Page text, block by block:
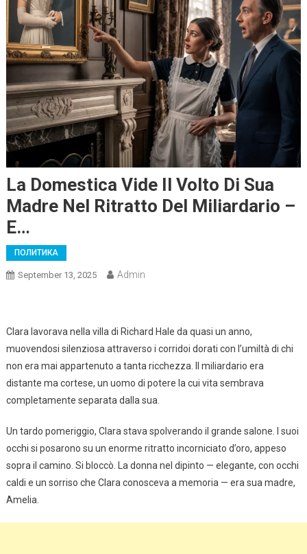
La Domestica Vide Il Volto Di Sua
Madre Nel Ritratto Del Miliardario –
E…
ПОЛИТИКА
September 13, 2025 Admin
Clara lavorava nella villa di Richard Hale da quasi un anno,
muovendosi silenziosa attraverso i corridoi dorati con l’umiltà di chi
non era mai appartenuto a tanta ricchezza. Il miliardario era
distante ma cortese, un uomo di potere la cui vita sembrava
completamente separata dalla sua.
Un tardo pomeriggio, Clara stava spolverando il grande salone. I suoi
occhi si posarono su un enorme ritratto incorniciato d’oro, appeso
sopra il camino. Si bloccò. La donna nel dipinto — elegante, con occhi
caldi e un sorriso che Clara conosceva a memoria — era sua madre,
Amelia.